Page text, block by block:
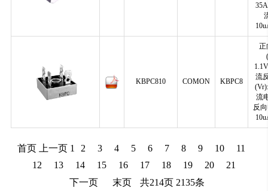
KBPC810 COMON KBPC8
正
流
流
反
首页 上一页 1 2 3 4 5 6 7 8 9 10
11
12
13 14 15 16 17 18 19 20
21
下一页
末页 共214页 2135条